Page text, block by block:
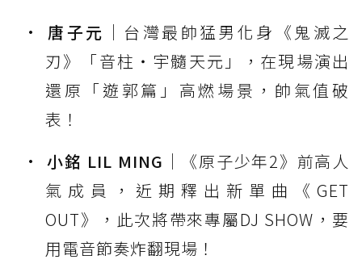
唐子元 ｜台灣最帥猛男化身《鬼滅之
刃》「音柱・宇髓天元」，在現場演出
還原「遊郭篇」高燃場景，帥氣值破
表！
小銘 LIL MING ｜《原子少年2》前高人
氣成員，近期釋出新單曲《GET
OUT》，此次將帶來專屬DJ SHOW，要
用電音節奏炸翻現場！